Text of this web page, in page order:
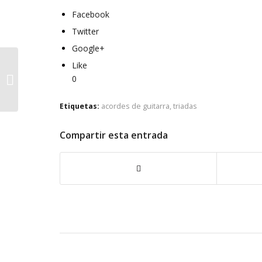
Facebook
Twitter
Google+
Like
0
Etiquetas: acordes de guitarra, triadas
Compartir esta entrada
voicings con 9 y/o 13